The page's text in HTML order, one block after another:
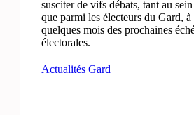
susciter de vifs débats, tant au
que parmi les électeurs du Gard, à
quelques mois des prochaines
électorales.
Actualités Gard